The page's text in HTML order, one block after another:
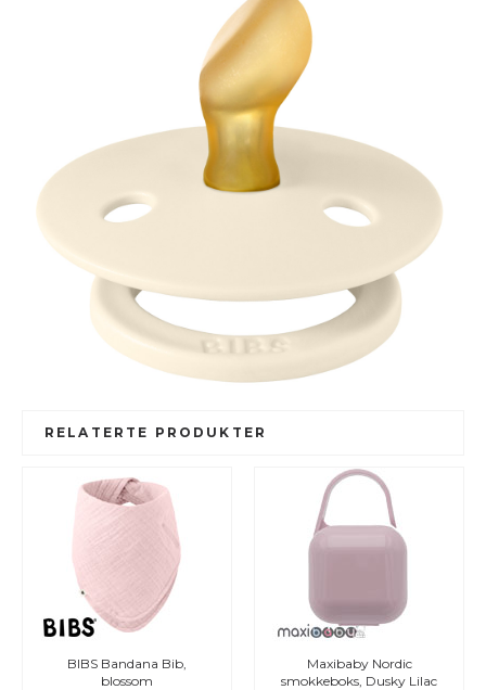
RELATERTE PRODUKTER
BIBS Bandana Bib,
blossom
Maxibaby Nordic
smokkeboks, Dusky Lilac